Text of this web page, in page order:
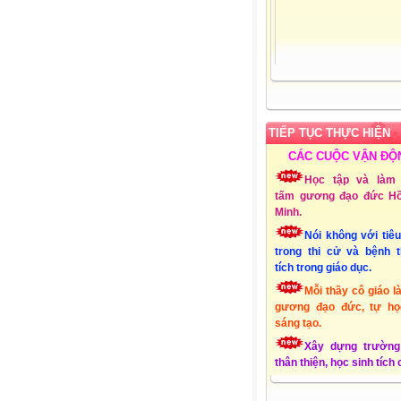
học Xuân Quang 3 –
Xuân - Phú Yên
Chuyên môn: Lớp 1
Địa chỉ: Xuân
Đồng Xuân - Phú Yên
Liên hệ Email:
ĐT:
01232856494
Lập Website: 15/
TIẾP TỤC THỰC HIỆN
CÁC CUỘC VẬN
Học tập và làm
tấm gương đạo đức
Minh.
Nói không với
trong thi cử và bệnh
tích trong giáo dục.
Mỗi thầy cô giáo
gương đạo đức, tự
sáng tạo.
Xây dựng
thân thiện, học sinh tích